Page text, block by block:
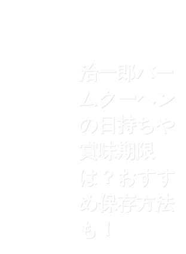
治一郎バー
ムクーヘン
の日持ちや
賞味期限
は？おすす
め保存方法
も！